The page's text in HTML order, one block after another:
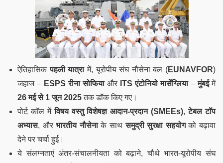
ऐतिहासिकपहली यात्रामें, यूरोपीय संघ नौसेना बल (EUNAVFOR)
जहाज – ESPS रीना सोफियाऔर ITS एंटोनियो मार्सेग्लिया–मुंबईमें
26 मई से 1 जून 2025तक डॉक किए गए।
पोर्ट कॉल मेंविषय वस्तु विशेषज्ञ आदान-प्रदान (SMEEs),टेबल टॉप
अभ्यास, औरभारतीय नौसेनाके साथसमुद्री सुरक्षा सहयोगको बढ़ावा
देने पर चर्चा हुई।
ये संलग्नताएं अंतर-संचालनीयता को बढ़ाने, चौथे भारत-यूरोपीय संघ